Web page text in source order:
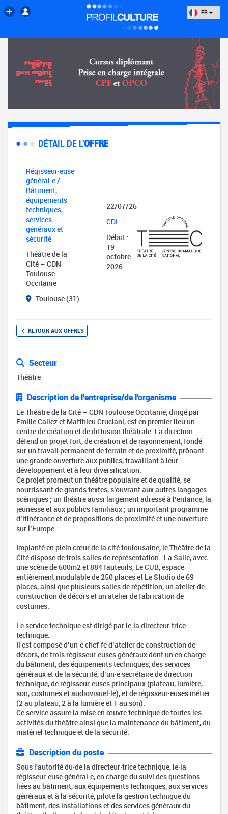
FR
DÉTAIL DE L'OFFRE
Régisseur·euse
général·e /
Bâtiment,
équipements
techniques,
services
généraux et
sécurité
Théâtre de la
Cité – CDN
Toulouse
Occitanie
Toulouse (31)
22/07/26
CDI
Début :
19
octobre
2026
RETOUR AUX OFFRES
Secteur
Théâtre
Description de l'entreprise/de l'organisme
Le Théâtre de la Cité – CDN Toulouse Occitanie, dirigé par
Emilie Caliez et Matthieu Cruciani, est en premier lieu un
centre de création et de diffusion théâtrale. La direction
défend un projet fort, de création et de rayonnement, fondé
sur un travail permanent de terrain et de proximité, prônant
une grande ouverture aux publics, travaillant à leur
développement et à leur diversification.
Ce projet promeut un théâtre populaire et de qualité, se
nourrissant de grands textes, s’ouvrant aux autres langages
scéniques ; un théâtre aussi largement adressé à l’enfance, la
jeunesse et aux publics familiaux ; un important programme
d’itinérance et de propositions de proximité et une ouverture
sur l’Europe.
Implanté en plein cœur de la cité toulousaine, le Théâtre de la
Cité dispose de trois salles de représentation : La Salle, avec
une scène de 600m2 et 884 fauteuils, Le CUB, espace
entièrement modulable de 250 places et Le Studio de 69
places, ainsi que plusieurs salles de répétition, un atelier de
construction de décors et un atelier de fabrication de
costumes.
Le service technique est dirigé par le·la directeur·trice
technique.
Il est composé d’un·e chef·fe d’atelier de construction de
décors, de trois régisseur·euses généraux dont un en charge
du bâtiment, des équipements techniques, des services
généraux et de la sécurité, d’un·e secrétaire de direction
technique, de régisseur·euses principaux (plateau, lumière,
son, costumes et audiovisuel·le), et de régisseur·euses métier
(2 au plateau, 2 à la lumière et 1 au son).
Ce service assure la mise en œuvre technique de toutes les
activités du théâtre ainsi que la maintenance du bâtiment, du
matériel technique et de la sécurité.
Description du poste
Sous l'autorité du·de la directeur·trice technique, le·la
régisseur·euse général·e, en charge du suivi des questions
liées au bâtiment, aux équipements techniques, aux services
généraux et à la sécurité, pilote la gestion technique du
bâtiment, des installations et des services généraux du